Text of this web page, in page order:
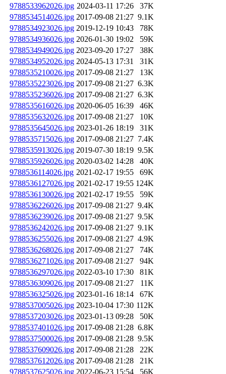
9788533962026.jpg 2024-03-11 17:26
37K
9788534514026.jpg 2017-09-08 21:27 9.1K
9788534923026.jpg 2019-12-19 10:43
78K
9788534936026.jpg 2026-01-30 19:02
59K
9788534949026.jpg 2023-09-20 17:27
38K
9788534952026.jpg 2024-05-13 17:31
31K
9788535210026.jpg 2017-09-08 21:27
13K
9788535223026.jpg 2017-09-08 21:27 6.3K
9788535236026.jpg 2017-09-08 21:27 6.3K
9788535616026.jpg 2020-06-05 16:39
46K
9788535632026.jpg 2017-09-08 21:27
10K
9788535645026.jpg 2023-01-26 18:19
31K
9788535715026.jpg 2017-09-08 21:27 7.4K
9788535913026.jpg 2019-07-30 18:19 9.5K
9788535926026.jpg 2020-03-02 14:28
40K
9788536114026.jpg 2021-02-17 19:55
69K
9788536127026.jpg 2021-02-17 19:55 124K
9788536130026.jpg 2021-02-17 19:55
59K
9788536226026.jpg 2017-09-08 21:27 9.4K
9788536239026.jpg 2017-09-08 21:27 9.5K
9788536242026.jpg 2017-09-08 21:27 9.1K
9788536255026.jpg 2017-09-08 21:27 4.9K
9788536268026.jpg 2017-09-08 21:27
74K
9788536271026.jpg 2017-09-08 21:27
94K
9788536297026.jpg 2022-03-10 17:30
81K
9788536309026.jpg 2017-09-08 21:27
11K
9788536325026.jpg 2023-01-16 18:14
67K
9788537005026.jpg 2023-10-04 17:30 112K
9788537203026.jpg 2023-01-13 09:28
50K
9788537401026.jpg 2017-09-08 21:28 6.8K
9788537500026.jpg 2017-09-08 21:28 9.5K
9788537609026.jpg 2017-09-08 21:28
22K
9788537612026.jpg 2017-09-08 21:28
21K
9788537625026.jpg 2022-06-23 15:54 56K